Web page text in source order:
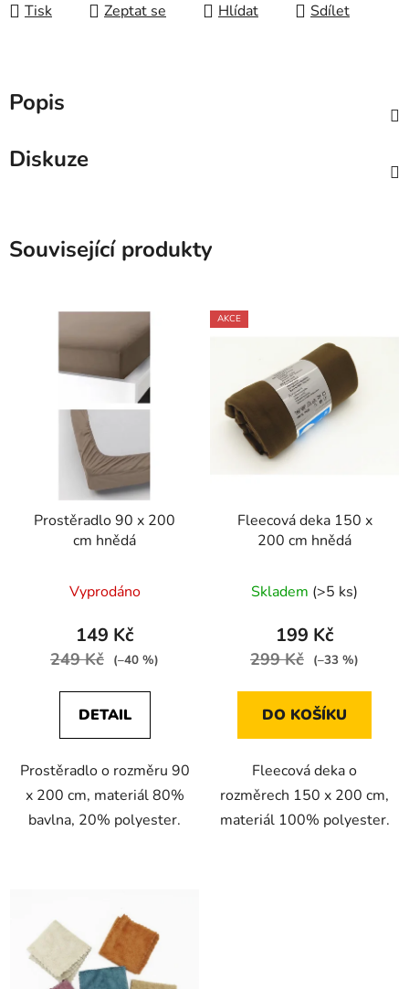
Tisk
Zeptat se Hlídat Sdílet
Popis
Diskuze
Související produkty
Prostěradlo 90 x 200
cm hnědá
Vyprodáno
149 Kč
249 Kč (–40 %)
DETAIL
Prostěradlo o rozměru 90
x 200 cm, materiál 80%
bavlna, 20% polyester.
AKCE
Fleecová deka 150 x
200 cm hnědá
Skladem (>5 ks)
199 Kč
299 Kč (–33 %)
DO KOŠÍKU
Fleecová deka o
rozměrech 150 x 200 cm,
materiál 100% polyester.